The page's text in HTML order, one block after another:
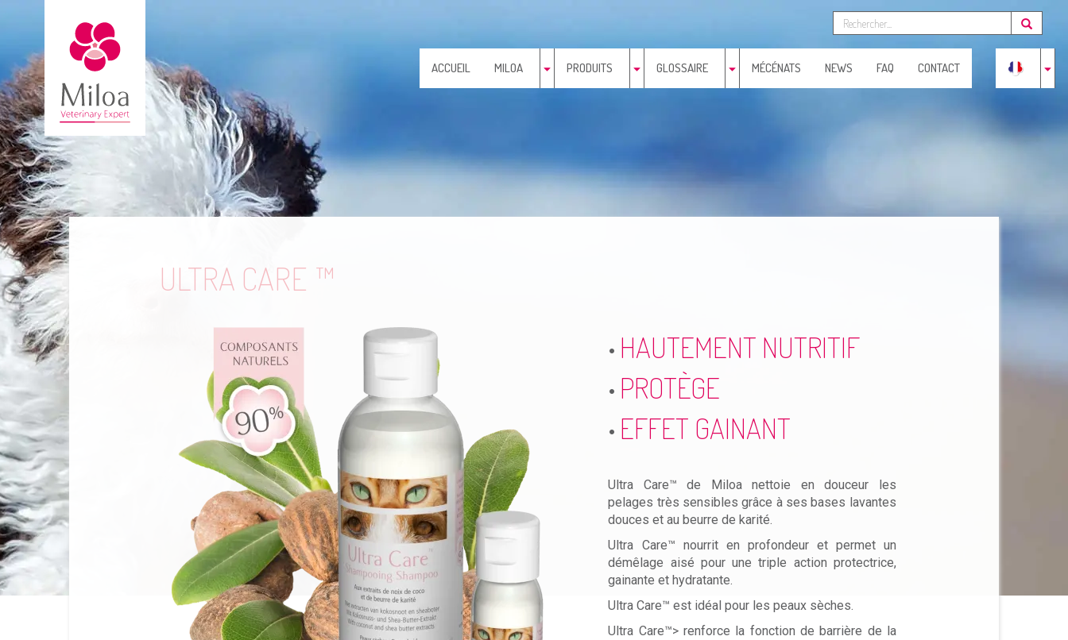
ACCUEIL MILOA PRODUITS GLOSSAIRE MÉCÉNATS NEWS FAQ CONTACT
ULTRA CARE TM
HAUTEMENT NUTRITIF
PROTÈGE
EFFET GAINANT
Ultra Care™ de Miloa nettoie en douceur les
pelages très sensibles grâce à ses bases lavantes
douces et au beurre de karité.
Ultra Care™ nourrit en profondeur et permet un
démêlage aisé pour une triple action protectrice,
gainante et hydratante.
Ultra Care™ est idéal pour les peaux sèches.
Ultra Care™> renforce la fonction de barrière de la